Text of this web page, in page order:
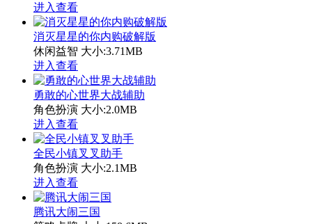
进入查看
消灭星星的你内购破解版
休闲益智 大小:3.71MB
进入查看
勇敢的心世界大战辅助
角色扮演 大小:2.0MB
进入查看
全民小镇叉叉助手
角色扮演 大小:2.1MB
进入查看
腾讯大闹三国